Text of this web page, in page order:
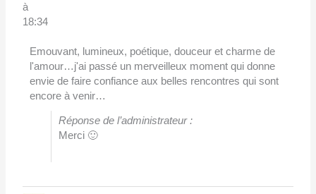
à
18:34
Emouvant, lumineux, poétique, douceur et charme de
l'amour…j'ai passé un merveilleux moment qui donne
envie de faire confiance aux belles rencontres qui sont
encore à venir…
Réponse de l’administrateur :
Merci 🙂